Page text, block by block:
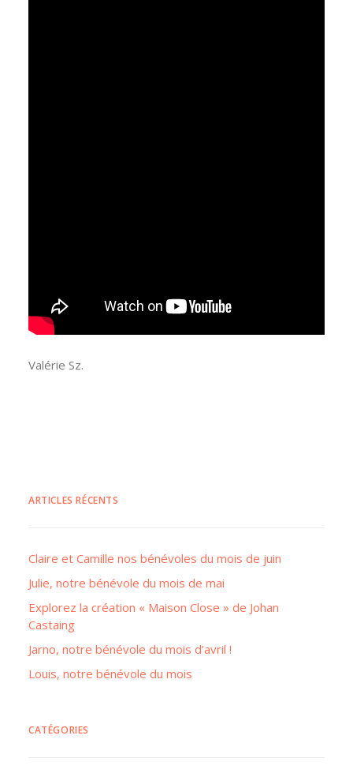
Valérie Sz.
ARTICLES RÉCENTS
Claire et Camille nos bénévoles du mois de juin
Julie, notre bénévole du mois de mai
Explorez la création « Maison Close » de Johan
Castaing
Jarno, notre bénévole du mois d’avril !
Louis, notre bénévole du mois
CATÉGORIES